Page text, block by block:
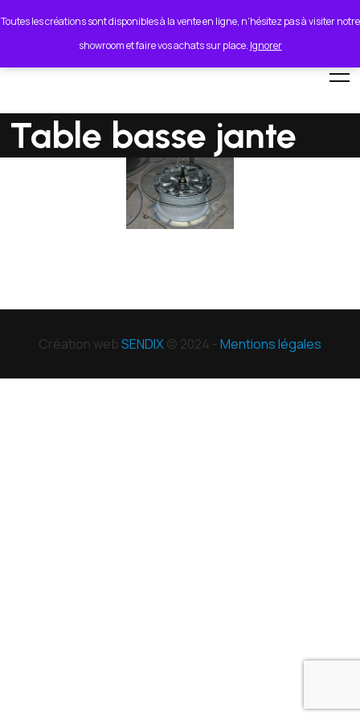
Toutes les créations sont disponibles à la vente en ligne, n'hésitez pas à visiter notre
showroom et faire vos achats sur place. Ignorer
lionel.cordeiro55@orange.fr
Table basse jante
Création webSENDIX© 2024 -Mentions légales